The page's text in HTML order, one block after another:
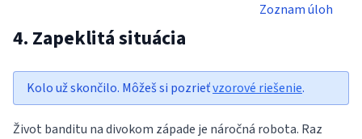
Zoznam úloh
4. Zapeklitá situácia
Kolo už skončilo. Môžeš si pozrieťvzorové riešenie.
Život banditu na divokom západe je náročná robota. Raz